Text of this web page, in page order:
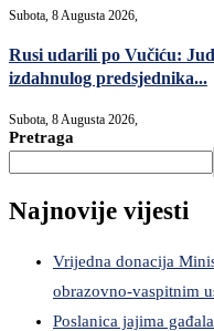
Subota, 8 Augusta 2026,
Rusi udarili po Vučiću:
izdahnulog predsjednika...
Subota, 8 Augusta 2026,
Pretraga
Najnovije vijesti
Vrijedna donacija
obrazovno-vaspitnim
Poslanica jajima